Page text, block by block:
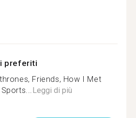
preferiti
Friends, How I Met
Leggi di più